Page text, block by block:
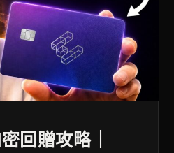
回贈攻略｜